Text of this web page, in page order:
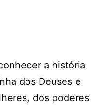
a história
dos Deuses e
dos poderes